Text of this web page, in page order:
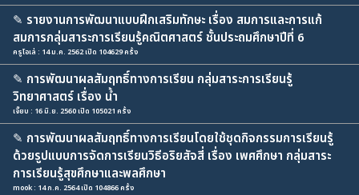
✎ รายงานการพัฒนาแบบฝึกเสริมทักษะ เรื่อง สมการและการแก้
สมการกลุ่มสาระการเรียนรู้คณิตศาสตร์ ชั้นประถมศึกษาปีที่ 6
ครูโอเล่ : 14 ม.ค. 2562 เปิด 104629 ครั้ง
✎ การพัฒนาผลสัมฤทธิ์ทางการเรียน กลุ่มสาระการเรียนรู้
วิทยาศาสตร์ เรื่อง น้ำ
เจี๊ยบ : 16 มิ.ย. 2560 เปิด 105021 ครั้ง
✎ การพัฒนาผลสัมฤทธิ์ทางการเรียนโดยใช้ชุดกิจกรรมการเรียนรู้
ด้วยรูปแบบการจัดการเรียนวิธีอริยสัจสี่ เรื่อง เพศศึกษา กลุ่มสาระ
การเรียนรู้สุขศึกษาและพลศึกษา
mook : 14 ก.ค. 2564 เปิด 104866 ครั้ง